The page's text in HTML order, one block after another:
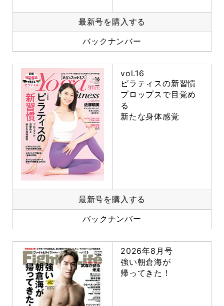
最新号を購入する
バックナンバー
vol.16
ピラティスの新習慣
プロップスで目覚め
る
新たな身体感覚
最新号を購入する
バックナンバー
2026年8月号
強い朝倉海が
帰ってきた！